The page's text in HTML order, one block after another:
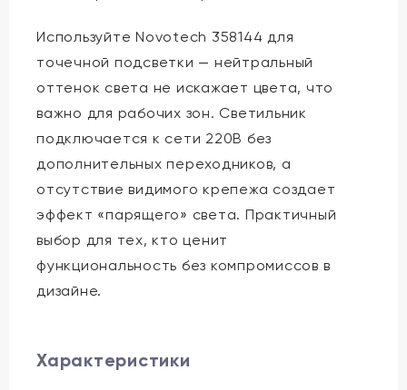
Используйте Novotech 358144 для
точечной подсветки — нейтральный
оттенок света не искажает цвета, что
важно для рабочих зон. Светильник
подключается к сети 220В без
дополнительных переходников, а
отсутствие видимого крепежа создает
эффект «парящего» света. Практичный
выбор для тех, кто ценит
функциональность без компромиссов в
дизайне.
Характеристики